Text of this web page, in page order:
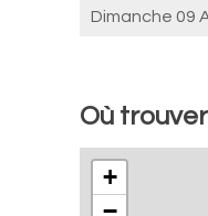
Dimanche 09
Où
+